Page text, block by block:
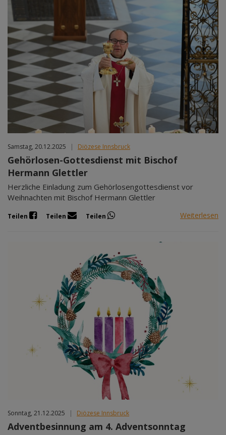
Samstag, 20.12.2025 | Diözese Innsbruck
Gehörlosen-Gottesdienst mit Bischof
Hermann Glettler
Herzliche Einladung zum Gehörlosengottesdienst vor
Weihnachten mit Bischof Hermann Glettler
Teilen Teilen Teilen Weiterlesen
Sonntag, 21.12.2025 | Diözese Innsbruck
Adventbesinnung am 4. Adventsonntag